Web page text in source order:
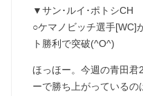
▼サン･ルイ･ポトシCH
○ケマノビッチ選手[WC]
ト勝利で突破(^O^)
ほっほー。今週の青田君
ーで勝ち上がっている